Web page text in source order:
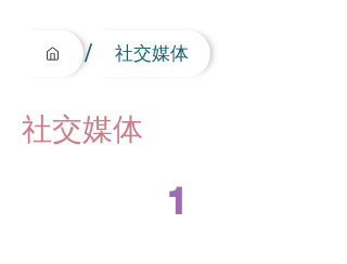
/ 社交媒体
社交媒体
1